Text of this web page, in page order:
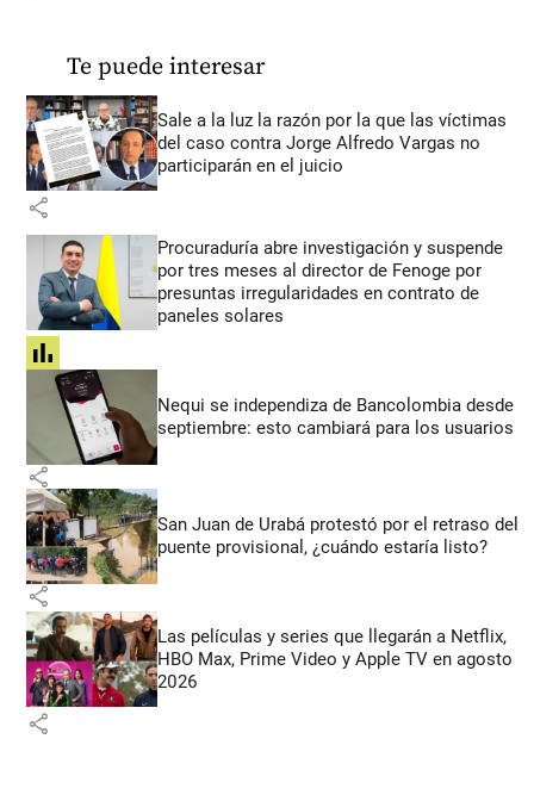
Te puede interesar
Sale a la luz la razón por la que las víctimas
del caso contra Jorge Alfredo Vargas no
participarán en el juicio
share
Procuraduría abre investigación y suspende
por tres meses al director de Fenoge por
presuntas irregularidades en contrato de
paneles solares
share
Nequi se independiza de Bancolombia desde
septiembre: esto cambiará para los usuarios
share
San Juan de Urabá protestó por el retraso del
puente provisional, ¿cuándo estaría listo?
share
Las películas y series que llegarán a Netflix,
HBO Max, Prime Video y Apple TV en agosto
2026
share